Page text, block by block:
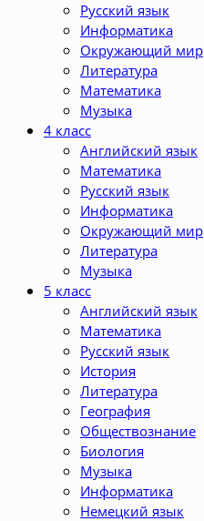
Русский язык
Информатика
Окружающий мир
Литература
Математика
Музыка
4 класс
Английский язык
Математика
Русский язык
Информатика
Окружающий мир
Литература
Музыка
5 класс
Английский язык
Математика
Русский язык
История
Литература
География
Обществознание
Биология
Музыка
Информатика
Немецкий язык